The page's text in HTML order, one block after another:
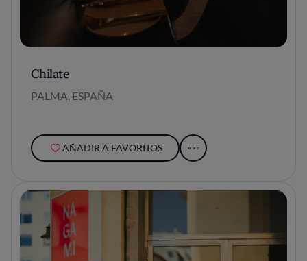
Chilate
PALMA, ESPAÑA
AÑADIR A FAVORITOS